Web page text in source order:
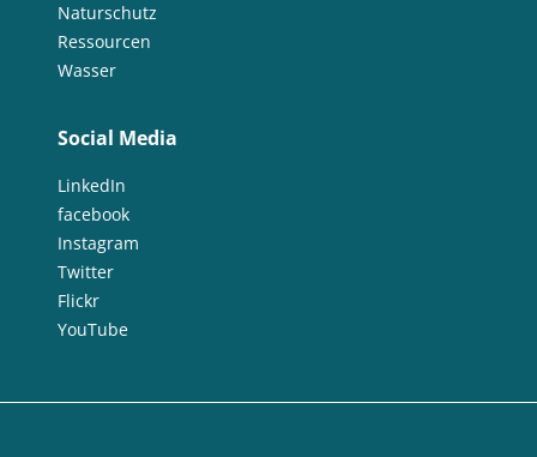
Naturschutz
Ressourcen
Wasser
Social Media
LinkedIn
facebook
Instagram
Twitter
Flickr
YouTube